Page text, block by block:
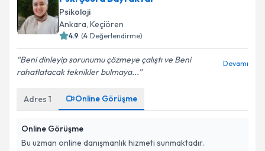
Psikoloji
Ankara, Keçiören
4.9 (4 Değerlendirme)
Beni dinleyip sorunumu çözmeye çalıştı ve Beni
rahatlatacak teknikler bulmaya...
Devamı
Adres 1 Online Görüşme
Online Görüşme
Bu uzman online danışmanlık hizmeti sunmaktadır.